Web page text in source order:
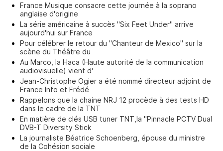
France Musique consacre cette journée à la soprano
anglaise d'origine
La série américaine à succès "Six Feet Under" arrive
aujourd'hui sur France
Pour célébrer le retour du "Chanteur de Mexico" sur la
scène du Théâtre du
Au Marco, la Haca (Haute autorité de la communication
audiovisuelle) vient d'
Jean-Christophe Ogier a été nommé directeur adjoint de
France Info et Frédé
Rappelons que la chaine NRJ 12 procède à des tests HD
dans le cadre de la TNT
En matière de clés USB tuner TNT,la "Pinnacle PCTV Dual
DVB-T Diversity Stick
La journaliste Béatrice Schoenberg, épouse du ministre
de la Cohésion sociale